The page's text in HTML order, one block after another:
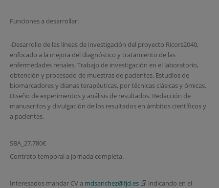
Funciones a desarrollar:
-Desarrollo de las líneas de investigación del proyecto Ricors2040,
enfocado a la mejora del diagnóstico y tratamiento de las
enfermedades renales. Trabajo de investigación en el laboratorio,
obtención y procesado de muestras de pacientes. Estudios de
biomarcadores y dianas terapéuticas, por técnicas clásicas y ómicas.
Diseño de experimentos y análisis de resultados. Redacción de
manuscritos y divulgación de los resultados en ámbitos científicos y
a pacientes.
SBA_27.780€
Contrato temporal a jornada completa.
Interesados mandar CV a mdsanchez@fjd.es
indicando en el